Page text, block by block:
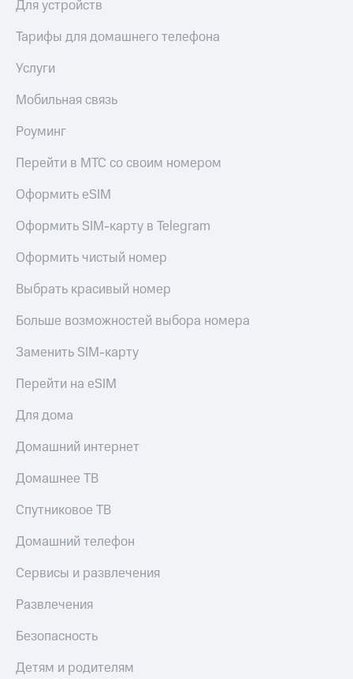
Для устройств
Тарифы для домашнего телефона
Услуги
Мобильная связь
Роуминг
Перейти в МТС со своим номером
Оформить eSIM
Оформить SIM-карту в Telegram
Оформить чистый номер
Выбрать красивый номер
Больше возможностей выбора номера
Заменить SIM-карту
Перейти на eSIM
Для дома
Домашний интернет
Домашнее ТВ
Спутниковое ТВ
Домашний телефон
Сервисы и развлечения
Развлечения
Безопасность
Детям и родителям